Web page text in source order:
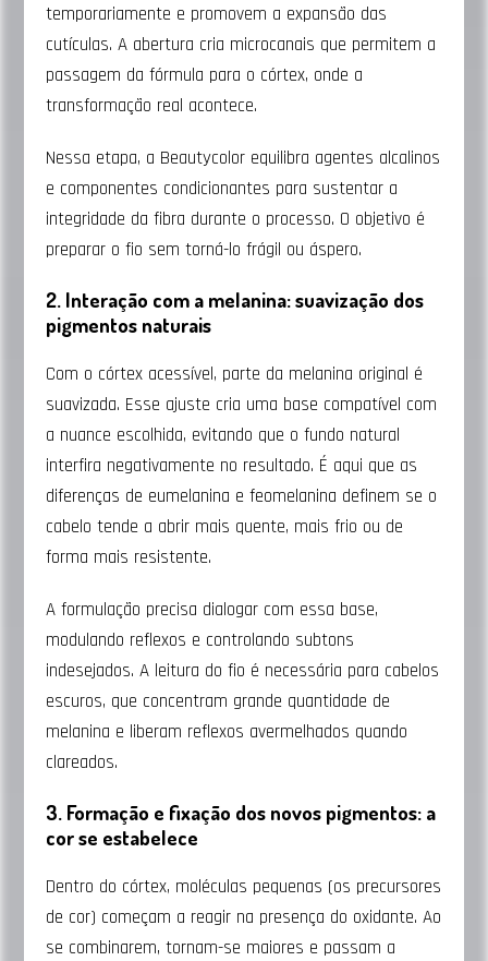
temporariamente e promovem a expansão das
cutículas. A abertura cria microcanais que permitem a
passagem da fórmula para o córtex, onde a
transformação real acontece.
Nessa etapa, a Beautycolor equilibra agentes alcalinos
e componentes condicionantes para sustentar a
integridade da fibra durante o processo. O objetivo é
preparar o fio sem torná-lo frágil ou áspero.
2. Interação com a melanina: suavização dos
pigmentos naturais
Com o córtex acessível, parte da melanina original é
suavizada. Esse ajuste cria uma base compatível com
a nuance escolhida, evitando que o fundo natural
interfira negativamente no resultado. É aqui que as
diferenças de eumelanina e feomelanina definem se o
cabelo tende a abrir mais quente, mais frio ou de
forma mais resistente.
A formulação precisa dialogar com essa base,
modulando reflexos e controlando subtons
indesejados. A leitura do fio é necessária para cabelos
escuros, que concentram grande quantidade de
melanina e liberam reflexos avermelhados quando
clareados.
3. Formação e fixação dos novos pigmentos: a
cor se estabelece
Dentro do córtex, moléculas pequenas (os precursores
de cor) começam a reagir na presença do oxidante. Ao
se combinarem, tornam-se maiores e passam a